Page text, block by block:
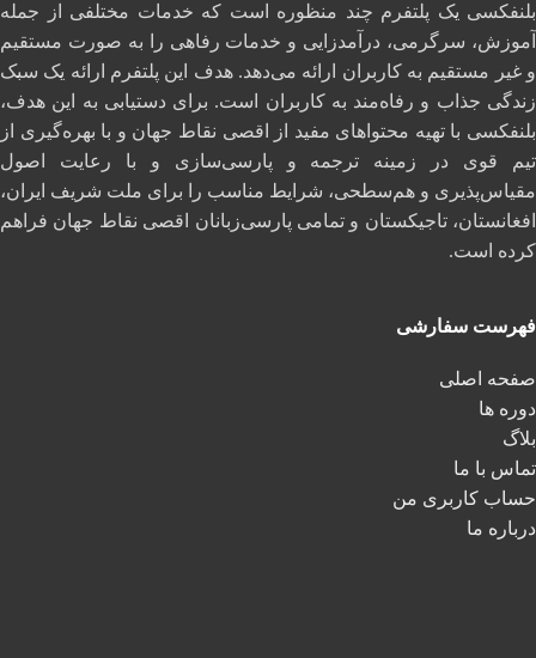
بلنفکسی یک پلتفرم چند منظوره است که خدمات مختلفی از جمله
آموزش، سرگرمی، درآمدزایی و خدمات رفاهی را به صورت مستقیم
و غیر مستقیم به کاربران ارائه می‌دهد. هدف این پلتفرم ارائه یک سبک
زندگی جذاب و رفاه‌مند به کاربران است. برای دستیابی به این هدف،
بلنفکسی با تهیه محتواهای مفید از اقصی نقاط جهان و با بهره‌گیری از
تیم قوی در زمینه ترجمه و پارسی‌سازی و با رعایت اصول
مقیاس‌پذیری و هم‌سطحی، شرایط مناسب را برای ملت شریف ایران،
افغانستان، تاجیکستان و تمامی پارسی‌زبانان اقصی نقاط جهان فراهم
کرده است.
فهرست سفارشی
صفحه اصلی
دوره ها
بلاگ
تماس با ما
حساب کاربری من
درباره ما